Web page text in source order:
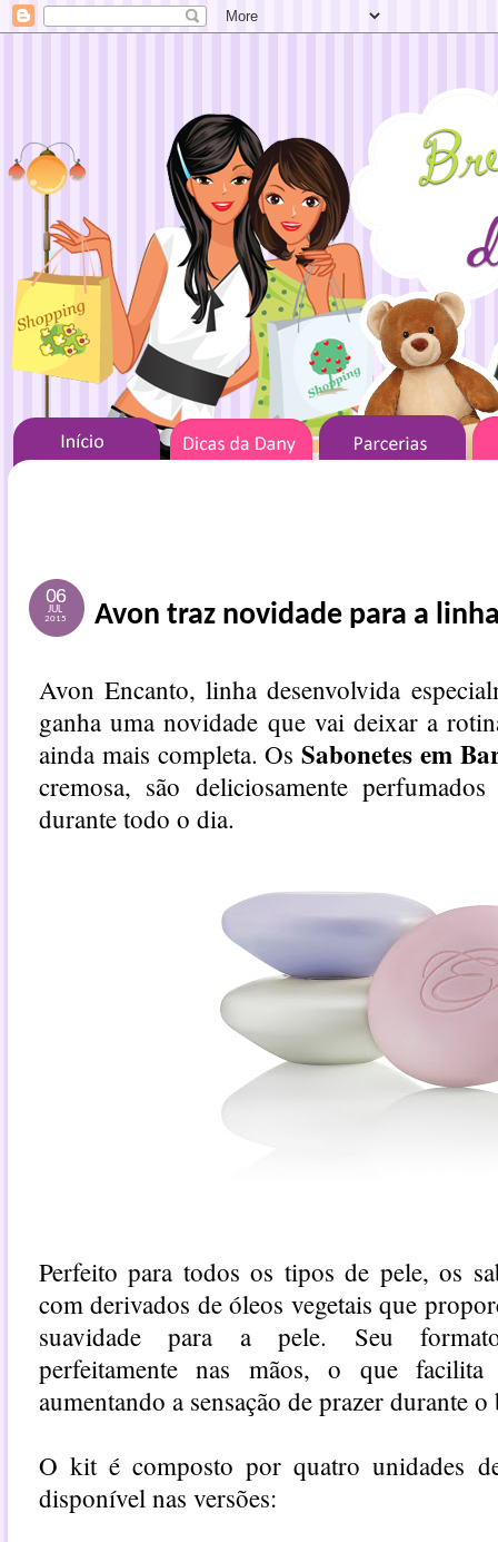
06
JUL
2015 Avon traz novidade para a
Avon Encanto, linha desenvolvida
ganha uma novidade que vai deixar a
ainda mais completa. OsSabonetes em
cremosa, são deliciosamente
durante todo o dia.
Perfeito para todos os tipos de pele, os
com derivados de óleos vegetais que
suavidade para a pele. Seu
perfeitamente nas mãos, o que
aumentando a sensação de prazer durante
O kit é composto por quatro unidades
disponível nas versões: